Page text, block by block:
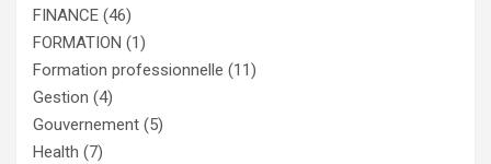
FINANCE (46)
FORMATION (1)
Formation professionnelle (11)
Gestion (4)
Gouvernement (5)
Health (7)